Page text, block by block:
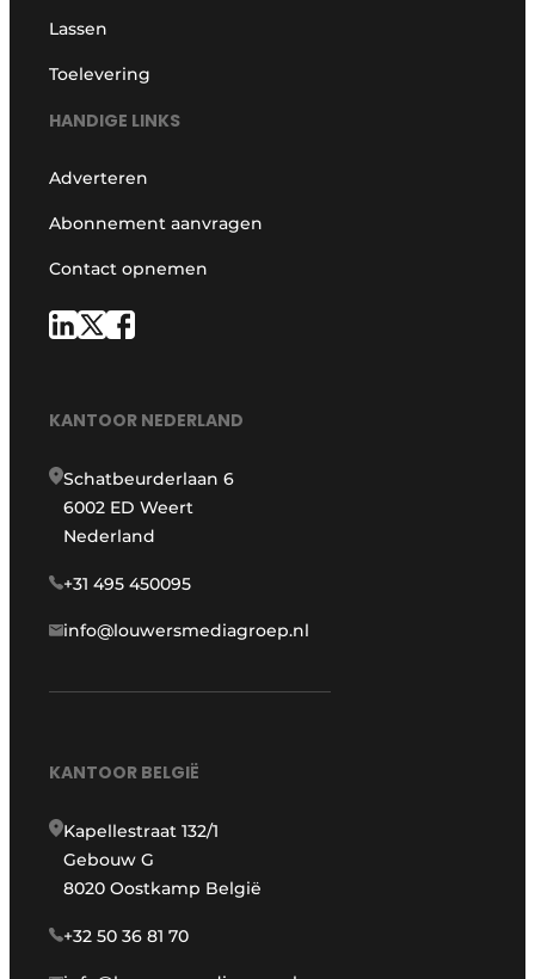
Lassen
Toelevering
HANDIGE LINKS
Adverteren
Abonnement aanvragen
Contact opnemen
KANTOOR NEDERLAND
Schatbeurderlaan 6
6002 ED Weert
Nederland
+31 495 450095
info@louwersmediagroep.nl
KANTOOR BELGIË
Kapellestraat 132/1
Gebouw G
8020 Oostkamp België
+32 50 36 81 70